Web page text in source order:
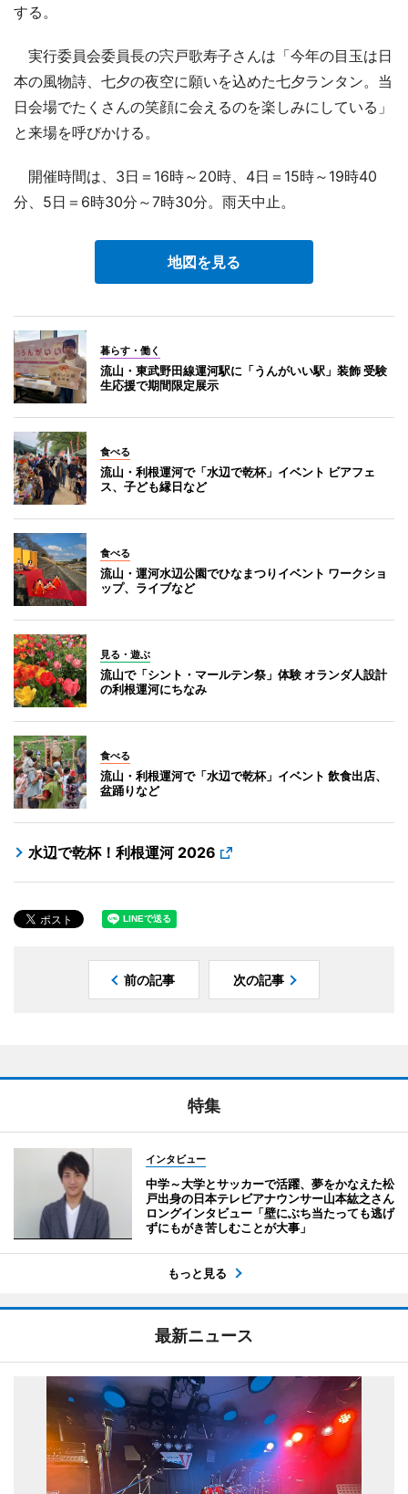
する。
実行委員会委員長の宍戸歌寿子さんは「今年の目玉は日
本の風物詩、七夕の夜空に願いを込めた七夕ランタン。当
日会場でたくさんの笑顔に会えるのを楽しみにしている」
と来場を呼びかける。
開催時間は、3日＝16時～20時、4日＝15時～19時40
分、5日＝6時30分～7時30分。雨天中止。
地図を見る
暮らす・働く
流山・東武野田線運河駅に「うんがいい駅」装飾 受験
生応援で期間限定展示
食べる
流山・利根運河で「水辺で乾杯」イベント ビアフェ
ス、子ども縁日など
食べる
流山・運河水辺公園でひなまつりイベント ワークショ
ップ、ライブなど
見る・遊ぶ
流山で「シント・マールテン祭」体験 オランダ人設計
の利根運河にちなみ
食べる
流山・利根運河で「水辺で乾杯」イベント 飲食出店、
盆踊りなど
水辺で乾杯！利根運河 2026
前の記事 次の記事
特集
インタビュー
中学～大学とサッカーで活躍、夢をかなえた松
戸出身の日本テレビアナウンサー山本紘之さん
ロングインタビュー「壁にぶち当たっても逃げ
ずにもがき苦しむことが大事」
もっと見る
最新ニュース